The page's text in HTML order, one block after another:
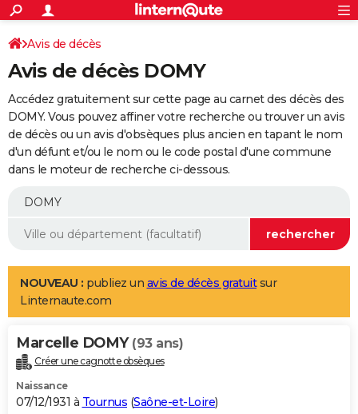
ACTUALITÉS
Politique
Société
Faits Divers
Education
Monde
Villes
+
SPORT
Coupe du monde 2026
Football
Tennis
Cyclisme
Rugby
Forum
Programme TV
TNT
Streaming
Cinéma
Sorties cinéma
Musique
+
FINANCE
Retraite
Impôts
Epargne
Immobilier
Risques naturels par ville
Banque
Assurance
Crédit
AUTO
Essais
Réserver un essai
Citadines
Berlines
SUV
Forum auto
+
Mobiles
Meilleur smartphone
Internet
Ordinateurs
Jeux vidéo
Guide high-tech
Aménagement intérieur
LIFESTYLE
Art de vivre
Bien-être
Loisirs
Mode
Modes de vie
Alimentation
Guide de la santé
Maladies
Médicaments
Sommeil
VOYAGE
Destinations
City break
Voyage nature
Voyage de noces
Forum
Climat
+PHOTO
GUIDES D'ACHAT
Avis de décès
Avis de décès DOMY
Accédez gratuitement sur cette page au carnet des décès des
DOMY. Vous pouvez affiner votre recherche ou trouver un avis
de décès ou un avis d'obsèques plus ancien en tapant le nom
d'un défunt et/ou le nom ou le code postal d'une commune
dans le moteur de recherche ci-dessous.
NOUVEAU : publiez un avis de décès gratuitsur
Linternaute.com
Marcelle DOMY (93 ans)
Créer une cagnotte obsèques
Naissance
07/12/1931 à Tournus (Saône-et-Loire)